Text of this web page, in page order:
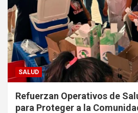
SALUD
Refuerzan Operativos de
para Proteger a la